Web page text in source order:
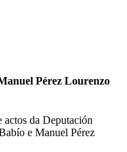
Pérez Lourenzo
actos da Deputación
e Manuel Pérez